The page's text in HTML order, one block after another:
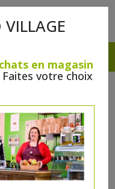
en magasin
Faites votre choix